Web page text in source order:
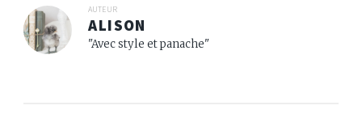
AUTEUR
ALISON
"Avec style et panache"